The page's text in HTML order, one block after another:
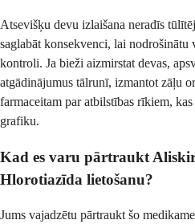
Atsevišķu devu izlaišana neradīs
saglabāt konsekvenci, lai nodrošinātu
kontroli. Ja bieži aizmirstat devas,
atgādinājumus tālrunī, izmantot zāļu
farmaceitam par atbilstības rīkiem,
grafiku.
Kad es varu pārtraukt
Hlorotiazīda lietošanu?
Jums vajadzētu pārtraukt šo